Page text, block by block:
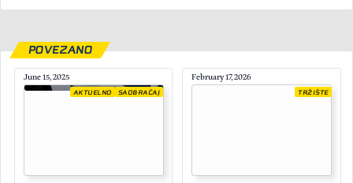
POVEZANO
June 15, 2025
AKTUELNO SAOBRAĆAJ
February 17, 2026
TRŽIŠTE